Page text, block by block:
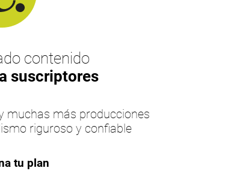
contenido
suscriptores
muchas más producciones
riguroso y confiable
tu plan